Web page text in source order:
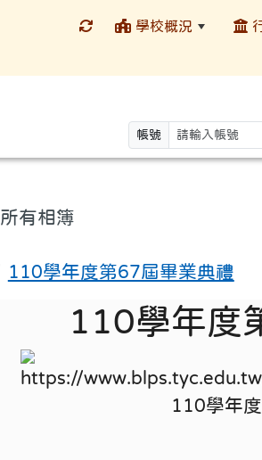
學校概況
帳號
所有相簿
110學年度第67屆畢業典禮
110學年度